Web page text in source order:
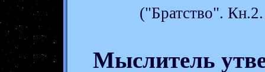
("Братство".
Мыслитель